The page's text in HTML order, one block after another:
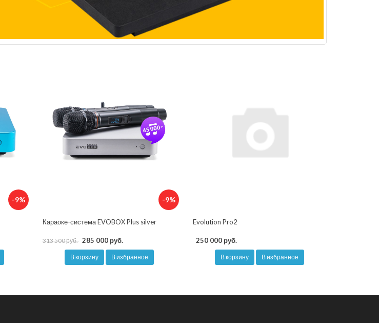
-9% -9%
Караоке-система EVOBOX Plus silver
313 500 руб. 285 000 руб.
В корзину В избранное
Evolution Pro2
250 000 руб.
В корзину В избранное